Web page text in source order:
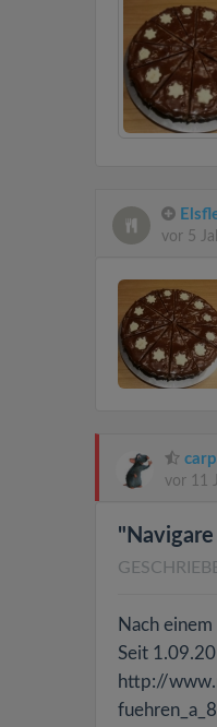
vor 5
vor 11
Nach
Seit
http://